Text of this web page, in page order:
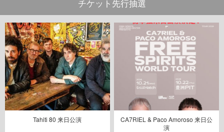
チケット先行抽選
Tahiti 80 来日公演
CA7RIEL & Paco Amoroso 来日公
演